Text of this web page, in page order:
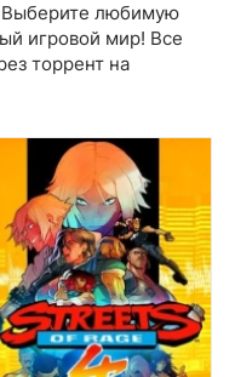
Выберите любимую
игровой мир! Все
торрент на